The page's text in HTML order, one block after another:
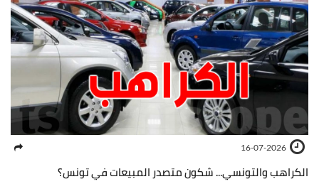
16-07-2026
الكراهب والتونسي... شكون متصدر المبيعات في تونس؟